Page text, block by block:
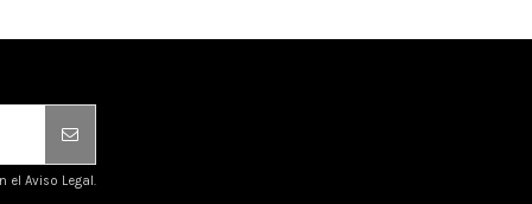
Aviso Legal.